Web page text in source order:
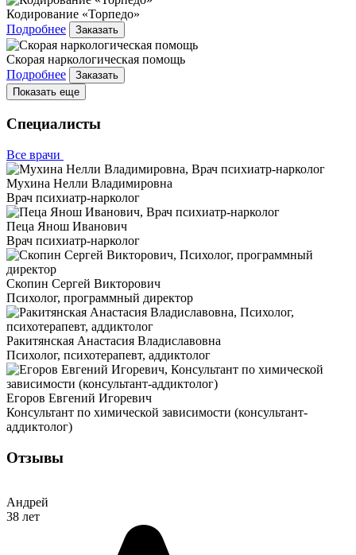
Кодирование «Торпедо»
Подробнее
Заказать
Скорая наркологическая помощь
Подробнее
Заказать
Показать еще
Специалисты
Все врачи
Мухина Нелли Владимировна
Врач психиатр-нарколог
Пеца Янош Иванович
Врач психиатр-нарколог
Скопин Сергей Викторович
Психолог, программный директор
Ракитянская Анастасия Владиславовна
Психолог, психотерапевт, аддиктолог
Егоров Евгений Игоревич
Консультант по химической зависимости (консультант-
аддиктолог)
Отзывы
Андрей
38 лет